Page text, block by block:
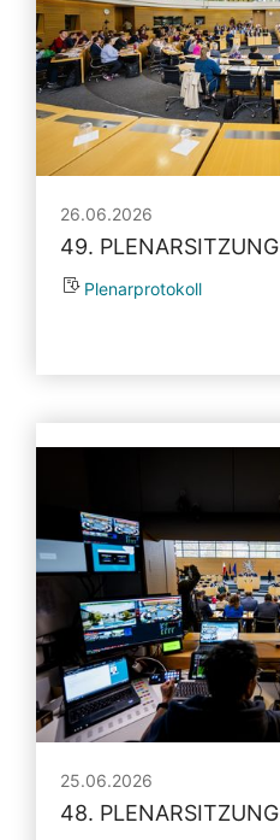
26.06.2026
49. PLENARSITZUNG
Plenarprotokoll
25.06.2026
48. PLENARSITZUNG